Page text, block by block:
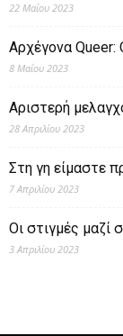
22 Μαΐου 2023
Αρχέγονα Queer:
8 Μαΐου 2023
Αριστερή
28 Απριλίου 2023
Στη γη είμαστε
7 Απριλίου 2023
Οι στιγμές μαζί
3 Απριλίου 2023